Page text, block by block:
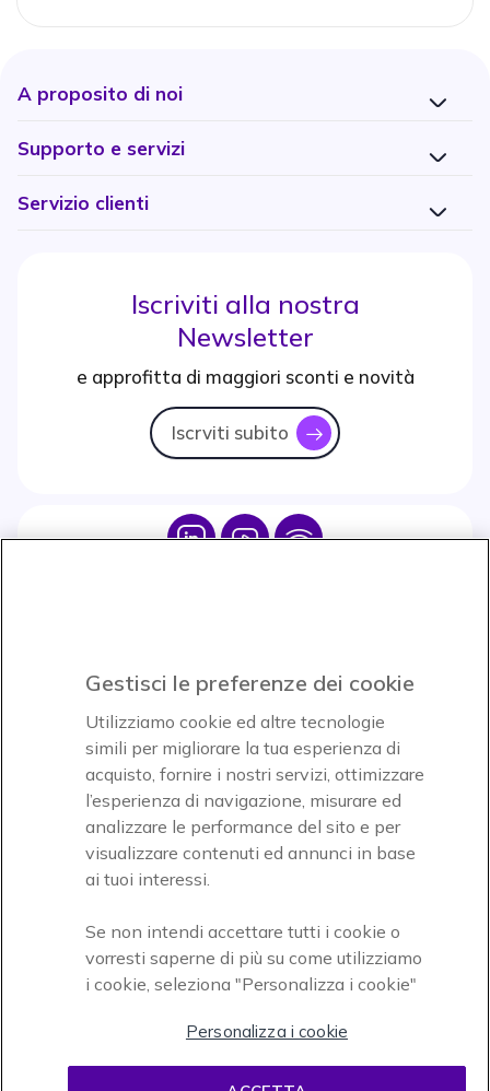
A proposito di noi
Supporto e servizi
Servizio clienti
Iscriviti alla nostra
Newsletter
e approfitta di maggiori sconti e novità
Iscrviti subito icon
Icon IconIcon
Accettiamo
Onedirect, azienda del gruppo INCEPT
Gestisci le preferenze dei cookie
Utilizziamo cookie ed altre tecnologie
simili per migliorare la tua esperienza di
acquisto, fornire i nostri servizi, ottimizzare
l’esperienza di navigazione, misurare ed
analizzare le performance del sito e per
visualizzare contenuti ed annunci in base
ai tuoi interessi.
Se non intendi accettare tutti i cookie o
vorresti saperne di più su come utilizziamo
i cookie, seleziona "Personalizza i cookie"
Personalizza i cookie